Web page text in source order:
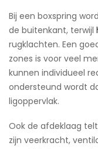
Bij een boxspring
de buitenkant, terwijl
rugklachten. Een
zones is voor veel
kunnen individueel
ondersteund wordt
ligoppervlak.
Ook de afdeklaag
zijn veerkracht,